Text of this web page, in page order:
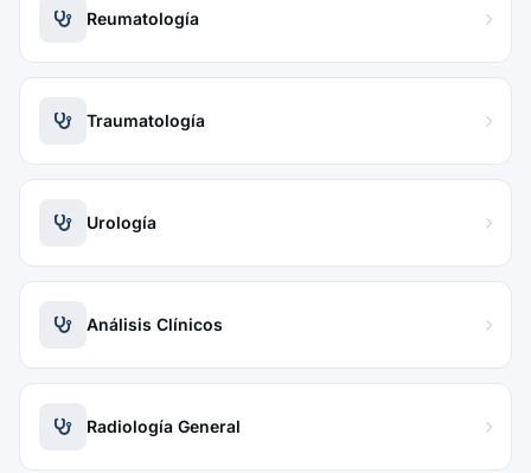
Reumatología
Traumatología
Urología
Análisis Clínicos
Radiología General